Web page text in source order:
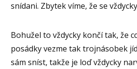
snídani. Zbytek víme, že se
Bohužel to vždycky končí tak, že
posádky vezme tak trojnásobek
sám sníst, takže je loď vždycky